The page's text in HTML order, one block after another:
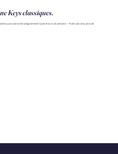
Keys classiques.
pas dans l'enseignement Gene Keys standard — fruits de cinq ans de